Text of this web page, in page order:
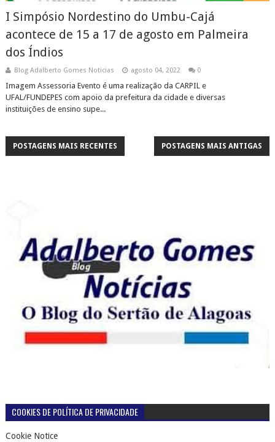
I Simpósio Nordestino do Umbu-Cajá
acontece de 15 a 17 de agosto em Palmeira
dos Índios
Blog Adalberto Gomes Noticias agosto 04, 2022 0
Imagem Assessoria Evento é uma realização da CARPIL e
UFAL/FUNDEPES com apoio da prefeitura da cidade e diversas
instituições de ensino supe...
POSTAGENS MAIS RECENTES POSTAGENS MAIS ANTIGAS
COOKIES DE POLÍTICA DE PRIVACIDADE
Cookie Notice